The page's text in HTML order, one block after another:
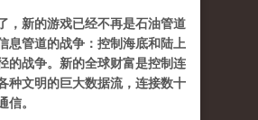
，新的游戏已经不再是石油管道
息管道的战争：控制海底和陆上
的战争。新的全球财富是控制连
种文明的巨大数据流，连接数十
信。